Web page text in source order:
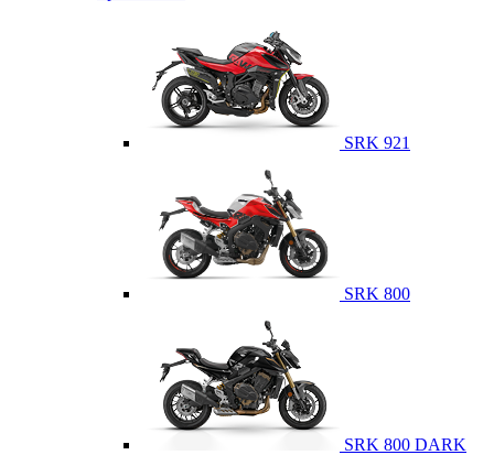
SRK 921
SRK 800
SRK 800 DARK